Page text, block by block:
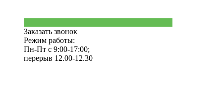
Заказать звонок
Режим работы:
Пн-Пт с 9:00-17:00;
перерыв 12.00-12.30